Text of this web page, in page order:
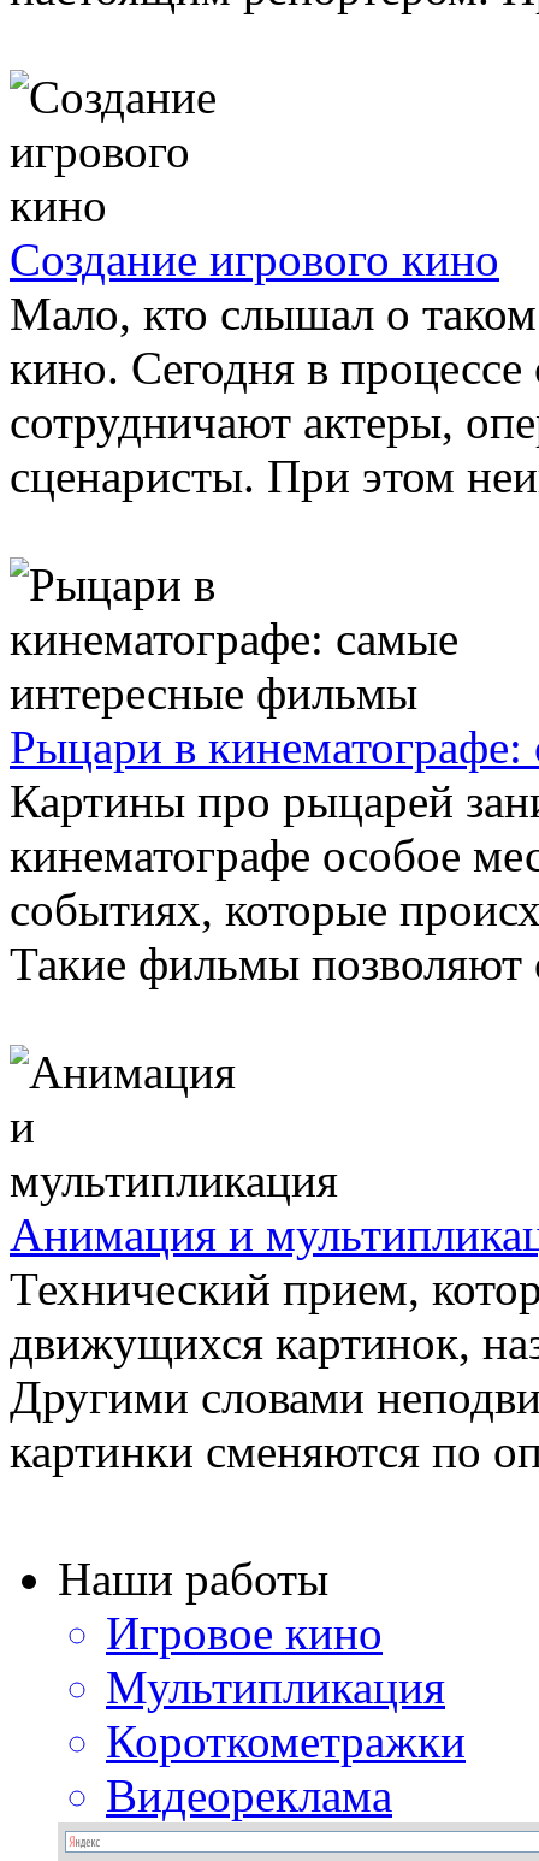
Создание игрового кино
Мало, кто слышал о
кино. Сегодня в
сотрудничают актеры,
сценаристы. При этом
Рыцари в
Картины про рыцарей
кинематографе особое
событиях, которые
Такие фильмы позволяют
Анимация и
Технический прием,
движущихся картинок,
Другими словами
картинки сменяются по
Наши работы
Игровое кино
Мультипликация
Короткометражки
Видеореклама